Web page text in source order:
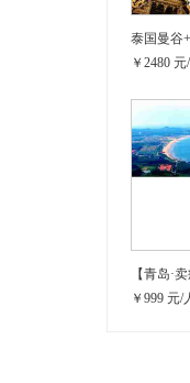
泰国曼谷
￥2480
【青岛·
￥999 元/